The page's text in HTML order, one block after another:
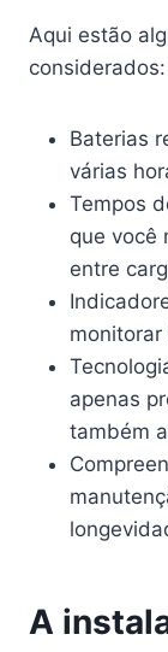
Aqui estão
considerados:
Baterias
várias
Tempos
que você
entre
apenas
também
A